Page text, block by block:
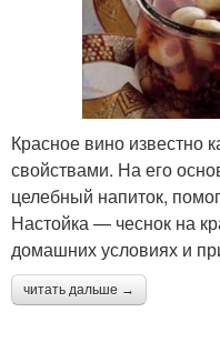
Красное вино известно
свойствами. На его
целебный напиток,
Настойка — чеснок на
домашних условиях и
читать дальше →